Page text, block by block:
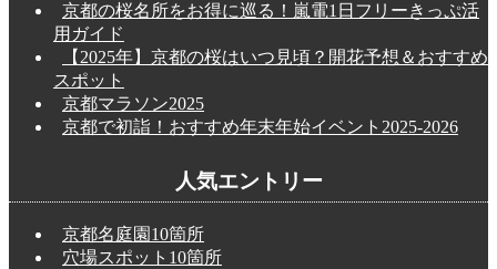
京都の桜名所をお得に巡る！嵐電1日フリーきっぷ活
用ガイド
【2025年】京都の桜はいつ見頃？開花予想＆おすすめ
スポット
京都マラソン2025
京都で初詣！おすすめ年末年始イベント2025-2026
人気エントリー
京都名庭園10箇所
穴場スポット10箇所